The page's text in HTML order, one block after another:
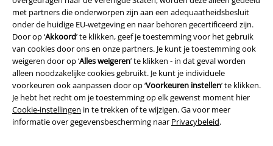
met partners die onderworpen zijn aan een adequaatheidsbesluit
onder de huidige EU-wetgeving en naar behoren gecertificeerd zijn.
Door op ‘Akkoord’ te klikken, geef je toestemming voor het gebruik
van cookies door ons en onze partners. Je kunt je toestemming ook
weigeren door op ‘Alles weigeren’ te klikken - in dat geval worden
alleen noodzakelijke cookies gebruikt. Je kunt je individuele
voorkeuren ook aanpassen door op ‘Voorkeuren instellen’ te klikken.
Je hebt het recht om je toestemming op elk gewenst moment hier
Cookie-instellingen in te trekken of te wijzigen. Ga voor meer
informatie over gegevensbescherming naar Privacybeleid.
Legal
Algemene Voorwaarden
Bedrijfsgegevens
Privacyverklaring